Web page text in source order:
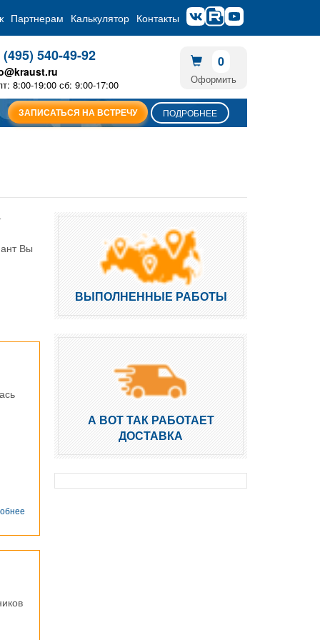
Партнерам Калькулятор Контакты
(495) 540-49-92
8:00-19:00 сб: 9:00-17:00
0
Оформить
ЗАПИСАТЬСЯ НА ВСТРЕЧУ ПОДРОБНЕЕ
Вы
под
ВЫПОЛНЕННЫЕ РАБОТЫ
А ВОТ ТАК РАБОТАЕТ
ДОСТАВКА